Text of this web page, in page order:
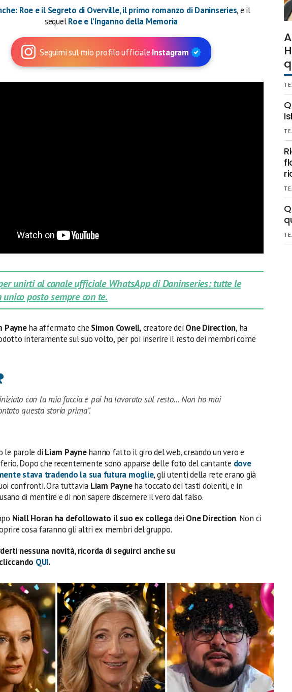
Roe e il Segreto di Overville, il primo romanzo di Daninseries, e il
sequel Roe e l’Inganno della Memoria
Seguimi sul mio profilo ufficiale Instagram
unirti al canale ufficiale WhatsApp di Daninseries: tutte le
posto sempre con te.
Payneha affermato che Simon Cowell, creatore dei One Direction, ha
interamente sul suo volto, per poi inserire il resto dei membri come
con la mia faccia e poi ha lavorato sul resto… Non ho mai
questa storia prima”.
le parole di Liam Paynehanno fatto il giro del web, creando un vero e
Dopo che recentemente sono apparse delle foto del cantante dove
stava tradendo la sua futura moglie, gli utenti della rete erano già
confronti. Ora tuttavia Liam Payneha toccato dei tasti dolenti, e in
di mentire e di non sapere discernere il vero dal falso.
Niall Horan ha defollowato il suo ex collegadei One Direction. Non ci
cosa faranno gli altri ex membri del gruppo.
nessuna novità, ricorda di seguirci anche su
QUI.